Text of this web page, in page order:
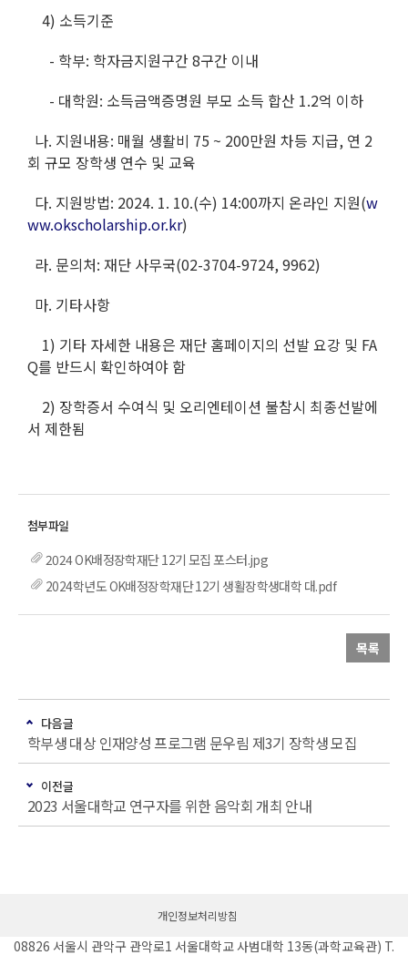
4) 소득기준
- 학부: 학자금지원구간 8구간 이내
- 대학원: 소득금액증명원 부모 소득 합산 1.2억 이하
나. 지원내용: 매월 생활비 75 ~ 200만원 차등 지급, 연 2
회 규모 장학생 연수 및 교육
다. 지원방법: 2024. 1. 10.(수) 14:00까지 온라인 지원(w
ww.okscholarship.or.kr)
라. 문의처: 재단 사무국(02-3704-9724, 9962)
마. 기타사항
1) 기타 자세한 내용은 재단 홈페이지의 선발 요강 및 FA
Q를 반드시 확인하여야 함
2) 장학증서 수여식 및 오리엔테이션 불참시 최종선발에
서 제한됨
2024 OK배정장학재단 12기 모집 포스터.jpg
2024학년도 OK배정장학재단 12기 생활장학생대학 대.pdf
목록
다음글
학부생 대상 인재양성 프로그램 문우림 제3기 장학생 모집
이전글
2023 서울대학교 연구자를 위한 음악회 개최 안내
개인정보처리방침
08826 서울시 관악구 관악로1 서울대학교 사범대학 13동(과학교육관) T.